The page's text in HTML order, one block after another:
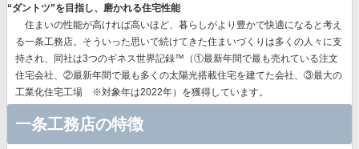
“ダントツ”を目指し、磨かれる住宅性能
住まいの性能が高ければ高いほど、暮らしがより豊かで快適になると考え
る一条工務店。そういった思いで続けてきた住まいづくりは多くの人々に支
持され、同社は3つのギネス世界記録™（①最新年間で最も売れている注文
住宅会社、②最新年間で最も多くの太陽光搭載住宅を建てた会社、③最大の
工業化住宅工場 ※対象年は2022年）を獲得しています。
一条工務店の特徴